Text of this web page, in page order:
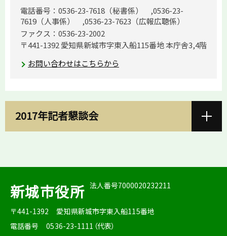
電話番号：0536-23-7618（秘書係） ,0536-23-
7619（人事係） ,0536-23-7623（広報広聴係）
ファクス：0536-23-2002
〒441-1392 愛知県新城市字東入船115番地 本庁舎3,4階
お問い合わせはこちらから
2017年記者懇談会
新城市役所 法人番号7000020232211
〒441-1392
愛知県新城市字東入船115番地
電話番号
0536-23-1111（代表）